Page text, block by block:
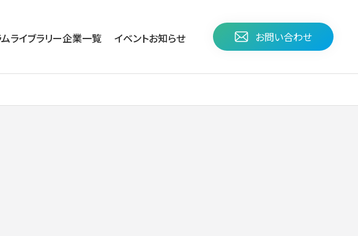
お問い合わせ
ライブラリー企業⼀覧 イベントお知らせ